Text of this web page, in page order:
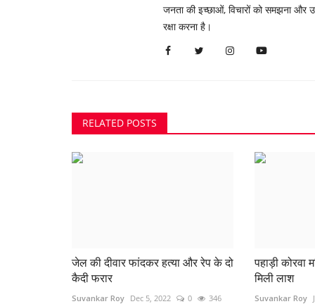
जनता की इच्छाओं, विचारों को समझना और
रक्षा करना है।
RELATED POSTS
जेल की दीवार फांदकर हत्या और रेप के दो
कैदी फरार
Suvankar Roy Dec 5, 2022 0 346
पहाड़ी कोरवा
मिली लाश
Suvankar Roy